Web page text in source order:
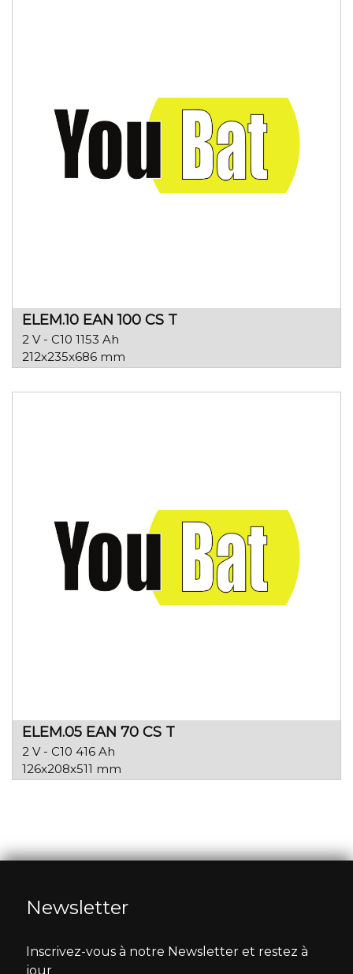
ELEM.10 EAN 100 CS T
2 V - C10 1153 Ah
212x235x686 mm
ELEM.05 EAN 70 CS T
2 V - C10 416 Ah
126x208x511 mm
Newsletter
Inscrivez-vous à notre Newsletter et restez à
jour